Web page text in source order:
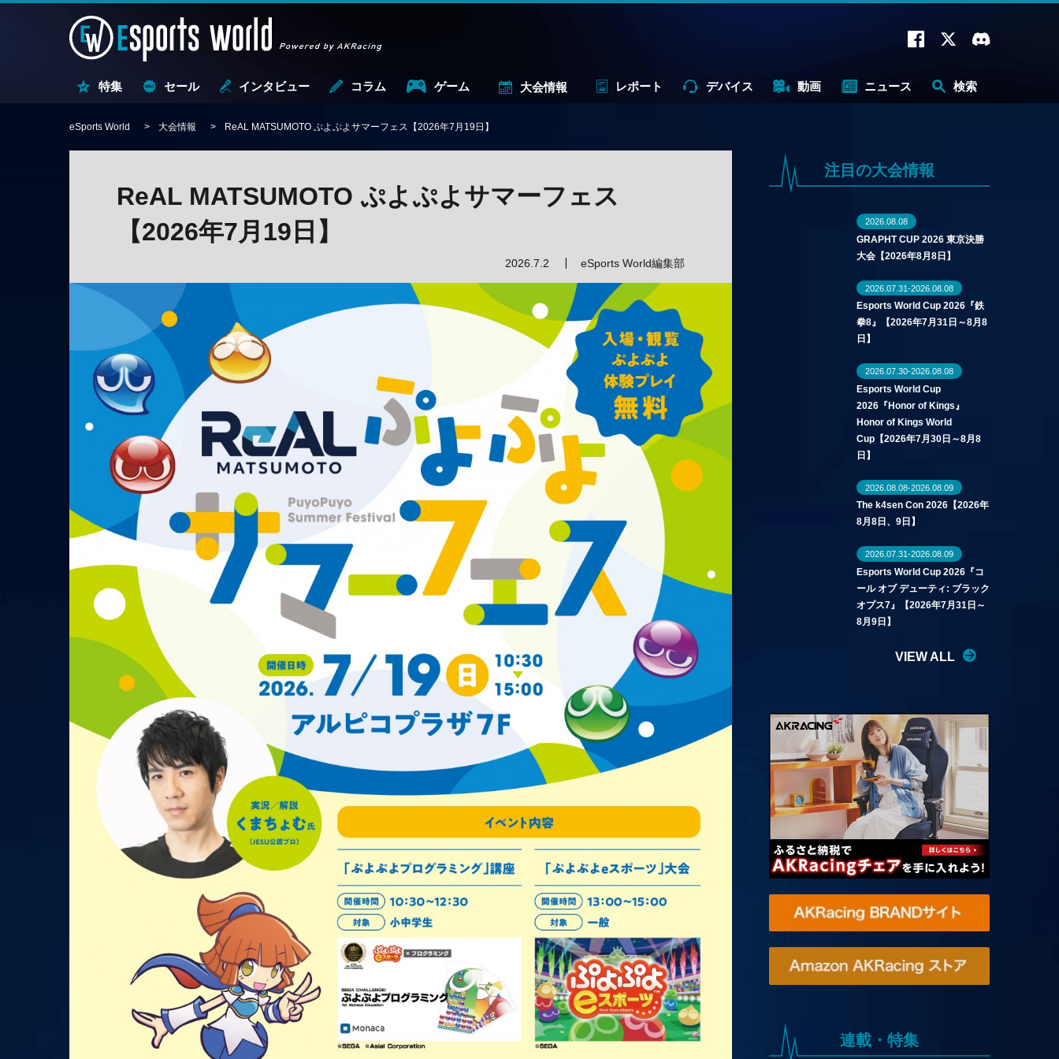
特集 セール インタビュー コラム ゲーム 大会情報 レポート デバイス 動画 ニュース 検索
eSports World 大会情報 ReAL MATSUMOTO ぷよぷよサマーフェス【2026年7月19日】
ReAL MATSUMOTO ぷよぷよサマーフェス
【2026年7月19日】
2026.7.2 eSports World編集部
注目の大会情報
2026.08.08
GRAPHT CUP 2026 東京決勝
大会【2026年8月8日】
2026.07.31-2026.08.08
Esports World Cup 2026『鉄
拳8』【2026年7月31日～8月8
日】
2026.07.30-2026.08.08
Esports World Cup
2026『Honor of Kings』
Honor of Kings World
Cup【2026年7月30日～8月8
日】
2026.08.08-2026.08.09
The k4sen Con 2026【2026年
8月8日、9日】
2026.07.31-2026.08.09
Esports World Cup 2026『コ
ール オブ デューティ: ブラック
オプス7』【2026年7月31日～
8月9日】
VIEW ALL
連載・特集